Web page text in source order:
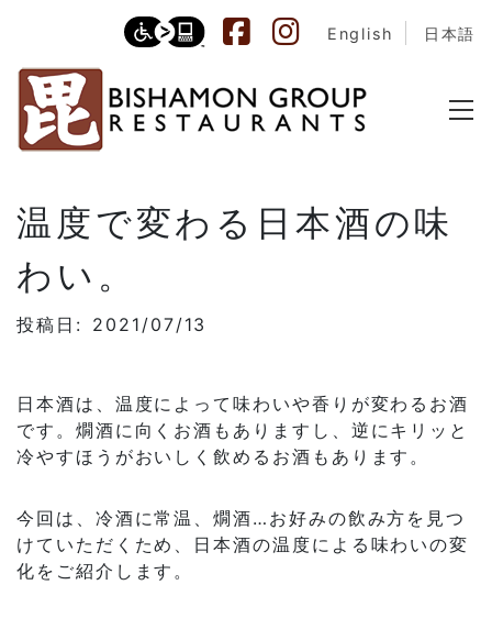
English 日本語
温度で変わる日本酒の味
わい。
投稿日: 2021/07/13
日本酒は、温度によって味わいや香りが変わるお酒
です。燗酒に向くお酒もありますし、逆にキリッと
冷やすほうがおいしく飲めるお酒もあります。
今回は、冷酒に常温、燗酒…お好みの飲み方を見つ
けていただくため、日本酒の温度による味わいの変
化をご紹介します。